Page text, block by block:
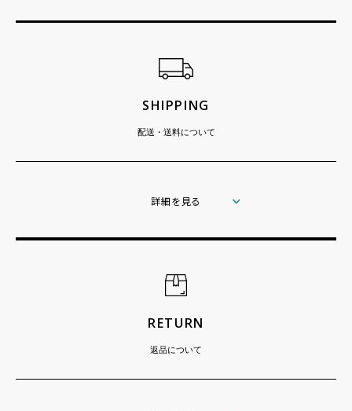
SHIPPING
配送・送料について
詳細を見る
RETURN
返品について